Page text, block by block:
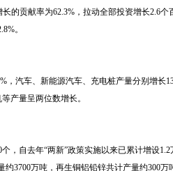
的贡献率为62.3%，拉动全部投资增长2.6个
。
汽车、新能源汽车、充电桩产量分别增长
产量呈两位数增长。
，自去年“两新”政策实施以来已累计增设1.2
3700万吨，再生铜铝铅锌共计产量约300万